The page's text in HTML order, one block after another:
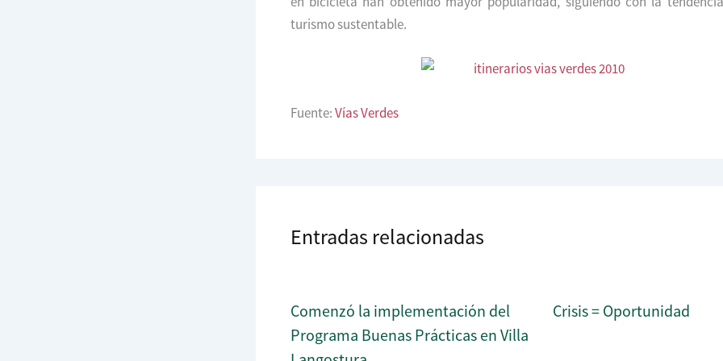
turismo sustentable.
Fuente:Vías Verdes
Entradas relacionadas
Comenzó la implementación del
Programa Buenas Prácticas en Villa
Crisis = Oportunidad